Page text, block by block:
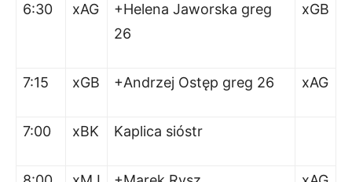
6:30 xAG
+Helena Jaworska greg
26
xGB
7:15 xGB +Andrzej Ostęp greg 26 xAG
7:00 xBK Kaplica sióstr